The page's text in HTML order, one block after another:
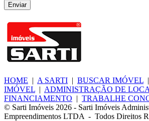
Enviar
HOME | A SARTI | BUSCAR IMÓVEL |
IMÓVEL | ADMINISTRAÇÃO DE
FINANCIAMENTO | TRABALHE
© Sarti Imóveis 2026 - Sarti Imóveis
Empreendimentos LTDA - Todos Direitos